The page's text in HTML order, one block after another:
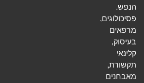
הנפש.
פסיכולוגים,
מרפאים
בעיסוק,
קלינאי
תקשורת,
מאבחנים